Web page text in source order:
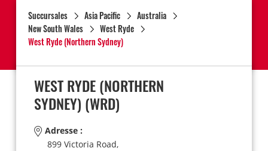
Succursales Asia Pacific
Australia
New South Wales
West Ryde
West Ryde (Northern Sydney)
WEST RYDE (NORTHERN
SYDNEY) (WRD)
Adresse :
899 Victoria Road,